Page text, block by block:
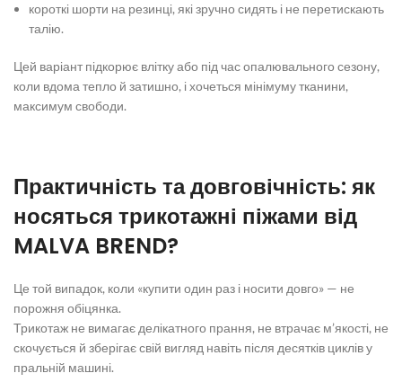
короткі шорти на резинці, які зручно сидять і не перетискають
талію.
Цей варіант підкорює влітку або під час опалювального сезону,
коли вдома тепло й затишно, і хочеться мінімуму тканини,
максимум свободи.
Практичність та довговічність: як
носяться трикотажні піжами від
MALVA BREND?
Це той випадок, коли «купити один раз і носити довго» — не
порожня обіцянка.
Трикотаж не вимагає делікатного прання, не втрачає м’якості, не
скочується й зберігає свій вигляд навіть після десятків циклів у
пральній машині.